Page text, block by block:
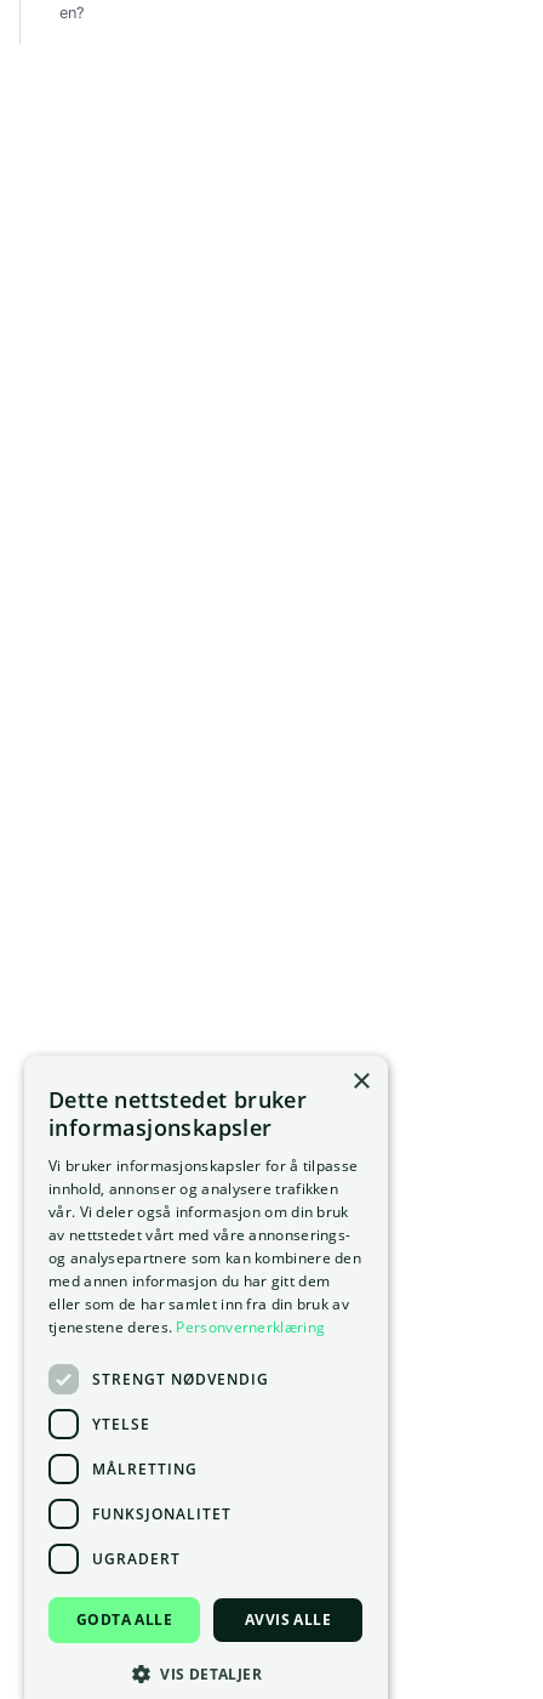
en?
×
Dette nettstedet bruker
informasjonskapsler
Vi bruker informasjonskapsler for å tilpasse
innhold, annonser og analysere trafikken
vår. Vi deler også informasjon om din bruk
av nettstedet vårt med våre annonserings-
og analysepartnere som kan kombinere den
med annen informasjon du har gitt dem
eller som de har samlet inn fra din bruk av
tjenestene deres. Personvernerklæring
STRENGT NØDVENDIG
YTELSE
MÅLRETTING
FUNKSJONALITET
UGRADERT
GODTA ALLE AVVIS ALLE
VIS DETALJER